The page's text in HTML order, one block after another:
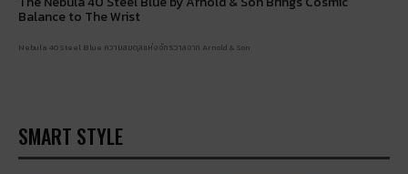
Balance to The Wrist
Nebula 40 Steel Blue ความสมดุลแห่งจักรวาลจาก Arnold & Son
SMART STYLE